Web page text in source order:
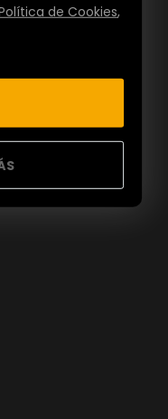
de Cookies,